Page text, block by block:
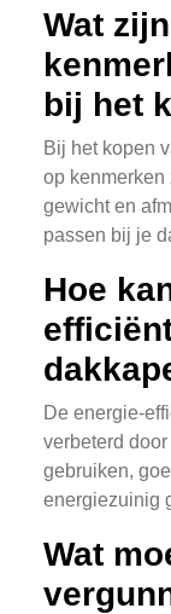
Wat
bij het
Bij het kopen
op
gewicht en
passen bij je
Hoe
De energie-
verbeterd
gebruiken,
energiezuinig
Wat